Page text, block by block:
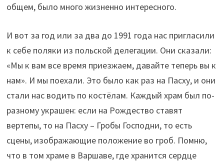
общем, было много жизненно интересного.
И вот за год или за два до 1991 года нас пригласили
к себе поляки из польской делегации. Они сказали:
«Мы к вам все время приезжаем, давайте теперь вы к
нам». И мы поехали. Это было как раз на Пасху, и они
стали нас водить по костёлам. Каждый храм был по-
разному украшен: если на Рождество ставят
вертепы, то на Пасху – Гробы Господни, то есть
сцены, изображающие положение во гроб. Помню,
что в том храме в Варшаве, где хранится сердце